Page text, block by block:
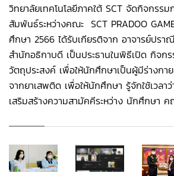
วิทยาลัยเทคโนโลยีภาคใต้ SCT จัดกิจกรรม
สัมพันธ์ระหว่างคณะ SCT PRADOO
ศึกษา 2566 ได้รับเกียรติจาก อาจารย์ปรา
สำนักอธิกาบดี เป็นประธานในพิธีเปิด กิจก
วัตถุประสงค์ เพื่อให้นักศึกษาเป็นผู้มีร่างก
จากยาเสพติด เพื่อให้นักศึกษา รู้จักใช้เวลาว่
เสริมสร้างความสามัคคีระหว่าง นักศึกษา